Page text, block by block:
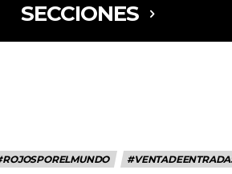
SECCIONES